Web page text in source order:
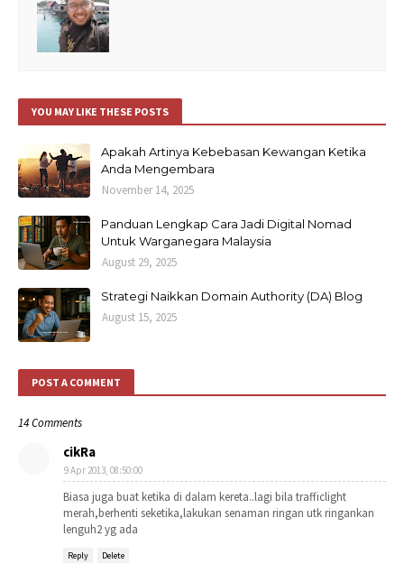
YOU MAY LIKE THESE POSTS
Apakah Artinya Kebebasan Kewangan Ketika
Anda Mengembara
November 14, 2025
Panduan Lengkap Cara Jadi Digital Nomad
Untuk Warganegara Malaysia
August 29, 2025
Strategi Naikkan Domain Authority (DA) Blog
August 15, 2025
POST A COMMENT
14 Comments
cikRa
9 Apr 2013, 08:50:00
Biasa juga buat ketika di dalam kereta..lagi bila trafficlight
merah,berhenti seketika,lakukan senaman ringan utk ringankan
lenguh2 yg ada
Reply Delete